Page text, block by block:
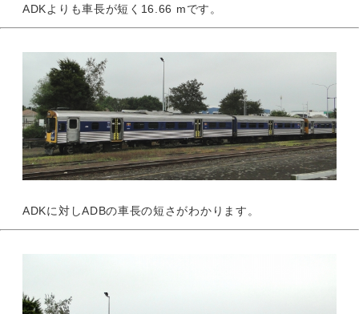
ADKよりも車長が短く16.66 mです。
ADKに対しADBの車長の短さがわかります。